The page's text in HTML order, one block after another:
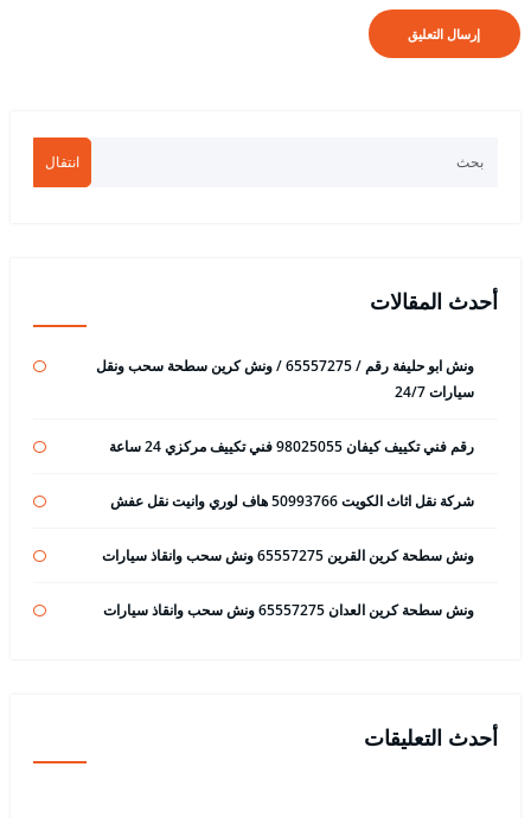
انتقال
أحدث المقالات
ونش ابو حليفة رقم / 65557275 / ونش كرين سطحة سحب ونقل
سيارات 24/7
رقم فني تكييف كيفان 98025055 فني تكييف مركزي 24 ساعة
شركة نقل اثاث الكويت 50993766 هاف لوري وانيت نقل عفش
ونش سطحة كرين القرين 65557275 ونش سحب وانقاذ سيارات
ونش سطحة كرين العدان 65557275 ونش سحب وانقاذ سيارات
أحدث التعليقات